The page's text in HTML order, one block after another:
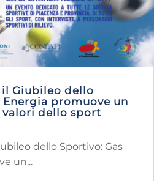
Giubileo dello
Energia promuove un
dello sport
dello Sportivo: Gas
un...